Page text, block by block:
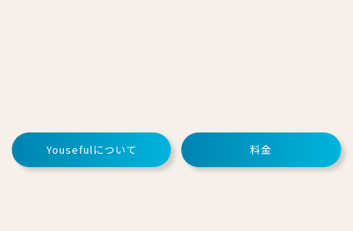
Yousefulについて 料金